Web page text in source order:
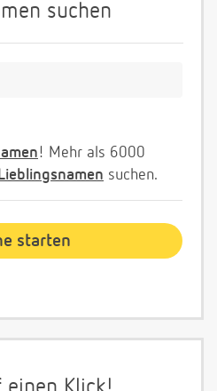
suchen
! Mehr als 6000
suchen.